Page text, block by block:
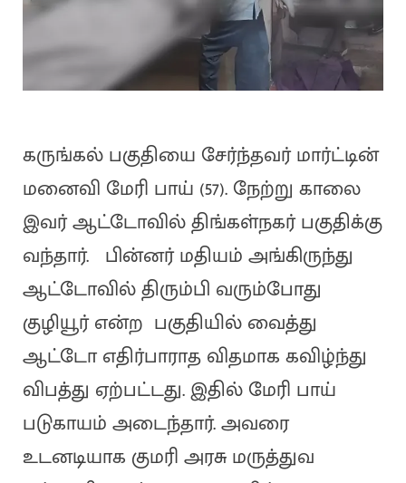
கருங்கல் பகுதியை சேர்ந்தவர் மார்ட்டின்
மனைவி மேரி பாய் (57). நேற்று காலை
இவர் ஆட்டோவில் திங்கள்நகர் பகுதிக்கு
வந்தார். பின்னர் மதியம் அங்கிருந்து
ஆட்டோவில் திரும்பி வரும்போது
குழியூர் என்ற பகுதியில் வைத்து
ஆட்டோ எதிர்பாராத விதமாக கவிழ்ந்து
விபத்து ஏற்பட்டது. இதில் மேரி பாய்
படுகாயம் அடைந்தார். அவரை
உடனடியாக குமரி அரசு மருத்துவ